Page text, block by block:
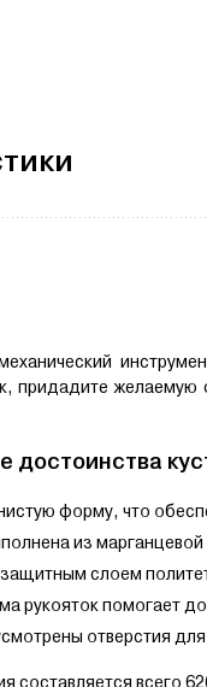
придадите желаемую
достоинства
форму, что
из марганцевой
слоем
рукояток помогает
отверстия
составляется всего